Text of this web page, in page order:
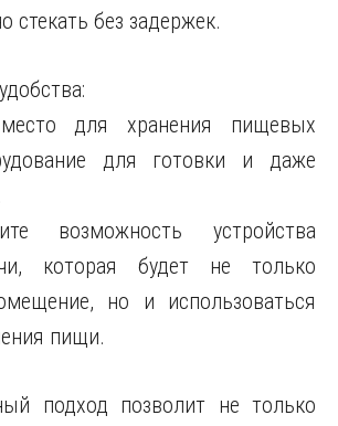
стекать без задержек.
для хранения пищевых
для готовки и даже
возможность устройства
которая будет не только
но и использоваться
пищи.
подход позволит не только